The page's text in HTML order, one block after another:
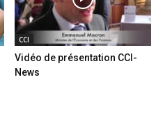
CCI
Vidéo de présentation CCI-
News